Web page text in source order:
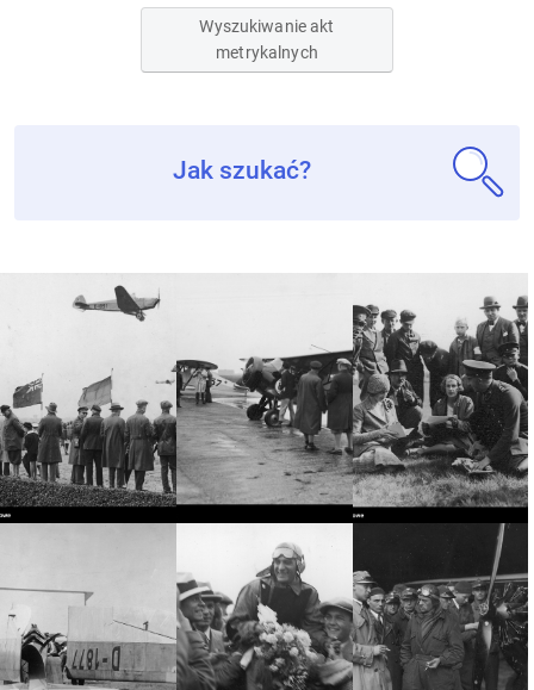
Wyszukiwanie akt
metrykalnych
Jak szukać?